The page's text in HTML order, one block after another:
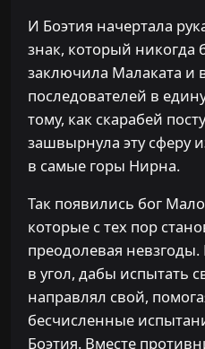
И Боэтия начертала
знак, который никогда
заключила Малаката и
последователей в
тому, как скарабей
зашвырнула эту сферу
в самые горы Нирна.
Так появились бог
которые с тех пор
преодолевая
в угол, дабы испытать
направлял свой,
бесчисленные
Боэтия. Вместе